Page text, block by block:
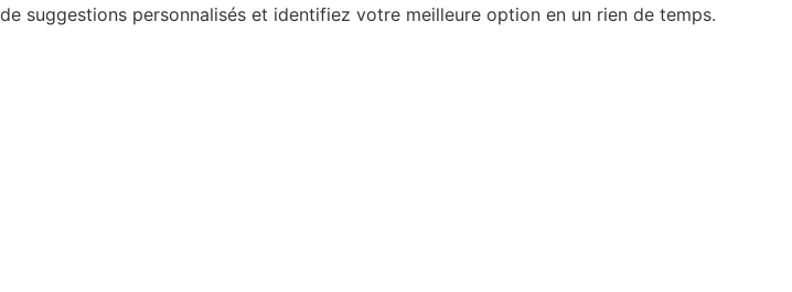
de suggestions personnalisés et identifiez votre meilleure option en un rien de temps.